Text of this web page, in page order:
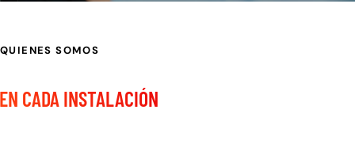
QUIENES SOMOS
EN CADA INSTALACIÓN